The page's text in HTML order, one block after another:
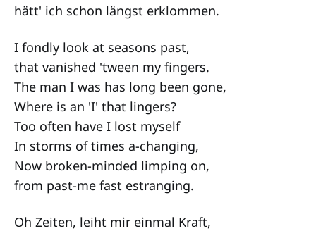
hätt' ich schon längst erklommen.
I fondly look at seasons past,
that vanished 'tween my fingers.
The man I was has long been gone,
Where is an 'I' that lingers?
Too often have I lost myself
In storms of times a-changing,
Now broken-minded limping on,
from past-me fast estranging.
Oh Zeiten, leiht mir einmal Kraft,